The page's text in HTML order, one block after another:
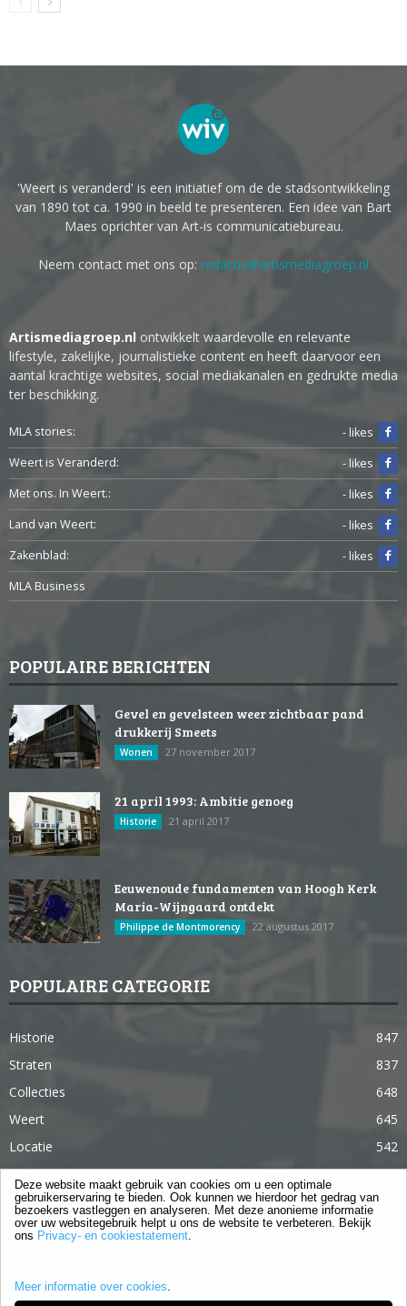
'Weert is veranderd' is een initiatief om de de stadsontwikkeling
van 1890 tot ca. 1990 in beeld te presenteren. Een idee van Bart
Maes oprichter van Art-is communicatiebureau.
Neem contact met ons op: redactie@artismediagroep.nl
Artismediagroep.nl ontwikkelt waardevolle en relevante
lifestyle, zakelijke, journalistieke content en heeft daarvoor een
aantal krachtige websites, social mediakanalen en gedrukte media
ter beschikking.
MLA stories:
- likes
Weert is Veranderd:
- likes
Met ons. In Weert.:
- likes
Land van Weert:
- likes
Zakenblad:
- likes
MLA Business
POPULAIRE BERICHTEN
Gevel en gevelsteen weer zichtbaar pand
drukkerij Smeets
Wonen 27 november 2017
21 april 1993: Ambitie genoeg
Historie 21 april 2017
Eeuwenoude fundamenten van Hoogh Kerk
Maria-Wijngaard ontdekt
Philippe de Montmorency 22 augustus 2017
POPULAIRE CATEGORIE
Historie
847
Straten
837
Collecties
648
Weert
645
Locatie
542
Weert in 365 dagen
363
Gebouwen
285
Lifestyle
Deze website maakt gebruik van cookies om u een optimale
gebruikerservaring te bieden. Ook kunnen we hierdoor het gedrag van
bezoekers vastleggen en analyseren. Met deze anonieme informatie
over uw websitegebruik helpt u ons de website te verbeteren. Bekijk
ons Privacy- en cookiestatement.
Meer informatie over cookies.